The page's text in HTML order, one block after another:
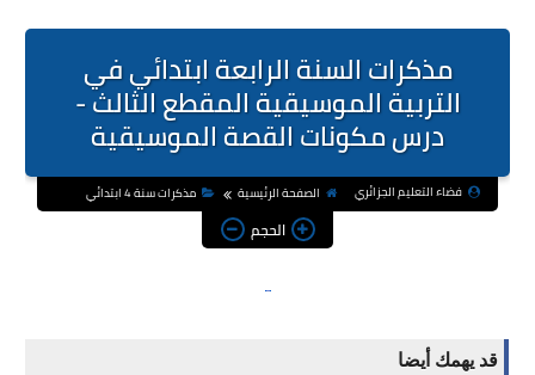
مذكرات السنة الرابعة ابتدائي في
التربية الموسيقية المقطع الثالث -
درس مكونات القصة الموسيقية
فضاء التعليم الجزائري الصفحة الرئيسية مذكرات سنة 4 ابتدائي
الحجم
قد يهمك أيضا